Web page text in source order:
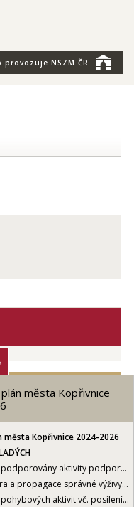
provozuje NSZM ČR
města Kopřivnice
města Kopřivnice 2024-2026
aktivity podporující správný (zdravý) životní styl dětí a mládeže
propagace správné výživy dětí a mládeže
aktivit vč. posílení aktivní mobility